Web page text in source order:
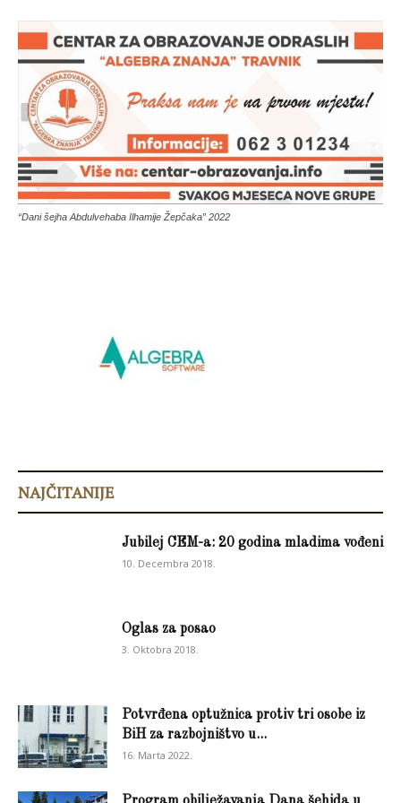
“Dani šejha Abdulvehaba Ilhamije Žepčaka” 2022
NAJČITANIJE
Jubilej CEM-a: 20 godina mladima vođeni
10. Decembra 2018.
Oglas za posao
3. Oktobra 2018.
Potvrđena optužnica protiv tri osobe iz
BiH za razbojništvo u...
16. Marta 2022.